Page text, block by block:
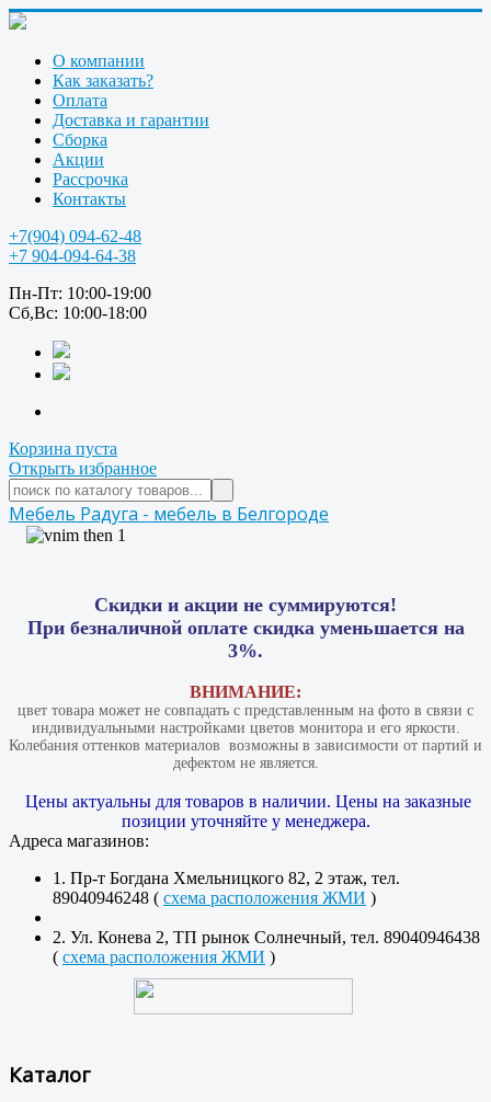
О компании
Как заказать?
Оплата
Доставка и гарантии
Сборка
Акции
Рассрочка
Контакты
+7(904) 094-62-48
+7 904-094-64-38
Пн-Пт: 10:00-19:00
Сб,Вс: 10:00-18:00
Корзина пуста
Открыть избранное
Мебель Радуга - мебель в Белгороде
Скидки и акции не суммируются!
При безналичной оплате скидка уменьшается на
3%.
ВНИМАНИЕ:
цвет товара может не совпадать с представленным на фото в связи с
индивидуальными настройками цветов монитора и его яркости.
Колебания оттенков материалов​ ​ возможны в зависимости от партий и
дефектом не является.
Цены актуальны для товаров в наличии. Цены на заказные
позиции уточняйте у менеджера.
Адреса магазинов:
1. Пр-т Богдана Хмельницкого 82, 2 этаж, тел.
89040946248 ( схема расположения ЖМИ )
2. Ул. Конева 2, ТП рынок Солнечный, тел. 89040946438
( схема расположения ЖМИ )
Каталог